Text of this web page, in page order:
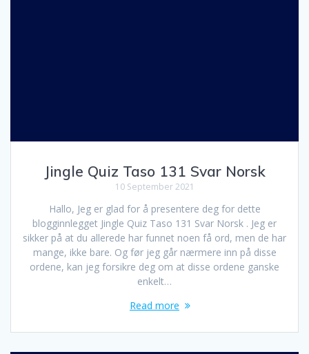
Jingle Quiz Taso 131 Svar Norsk
10 September 2021
Hallo, Jeg er glad for å presentere deg for dette
blogginnlegget Jingle Quiz Taso 131 Svar Norsk . Jeg er
sikker på at du allerede har funnet noen få ord, men de har
mange, ikke bare. Og før jeg går nærmere inn på disse
ordene, kan jeg forsikre deg om at disse ordene ganske
enkelt…
Read more